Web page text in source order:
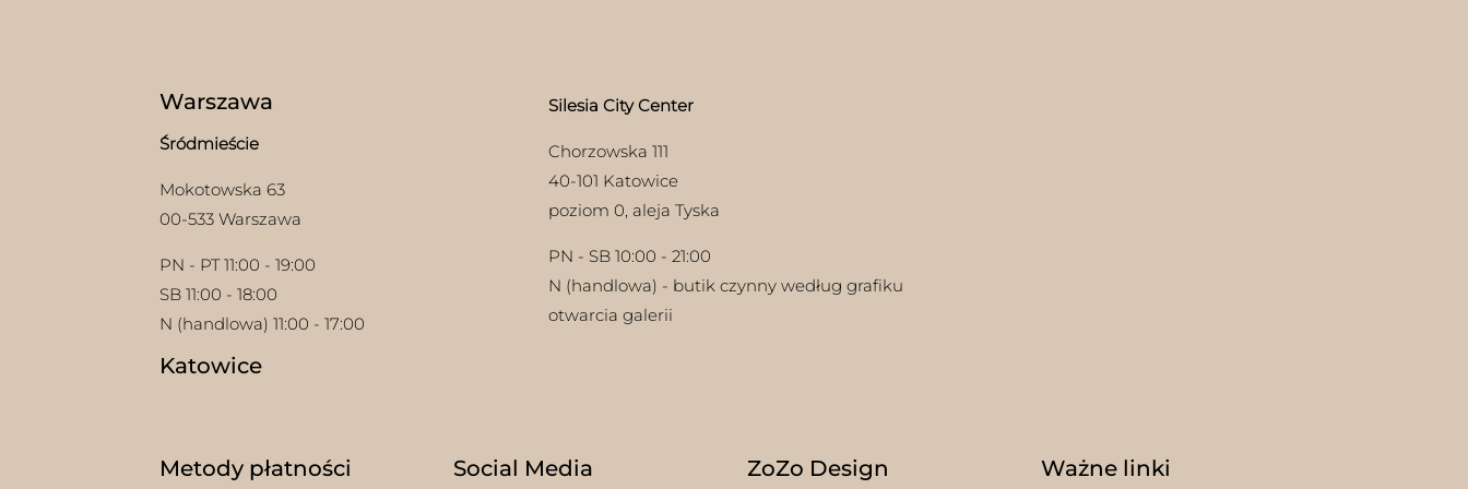
Warszawa
Śródmieście
Mokotowska 63
00-533 Warszawa
PN - PT 11:00 - 19:00
SB 11:00 - 18:00
N (handlowa) 11:00 - 17:00
Katowice
Silesia City Center
Chorzowska 111
40-101 Katowice
poziom 0, aleja Tyska
PN - SB 10:00 - 21:00
N (handlowa) - butik czynny według grafiku
otwarcia galerii
Metody płatności Social Media ZoZo Design Ważne linki